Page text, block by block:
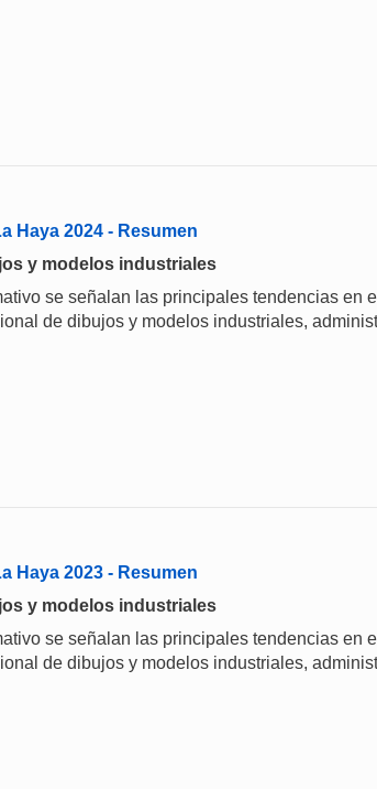
Haya 2024 - Resumen
y modelos industriales
se señalan las principales tendencias en
de dibujos y modelos industriales,
Haya 2023 - Resumen
y modelos industriales
se señalan las principales tendencias en
de dibujos y modelos industriales,